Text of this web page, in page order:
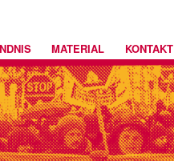
MATERIAL KONTAKT